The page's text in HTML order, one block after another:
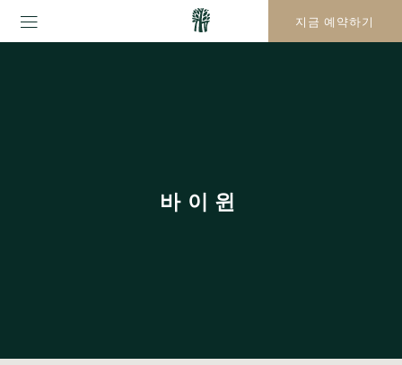
지금 예약하기
바이윈